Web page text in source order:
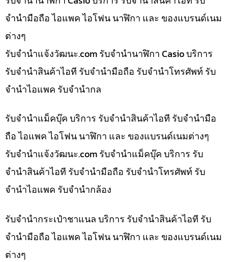
จำนำมือถือ ไอแพค ไอโฟน นาฬิกา และ ของแบรนด์เนม
ต่างๆ
รับจํานําแจ้งวัฒนะ.com รับจำนำนาฬิกา Casio บริการ
รับจำนำสินค้าไอที รับจำนำมือถือ รับจำนำโทรศัพท์ รับ
จำนำไอแพค รับจำนำกล
รับจำนำแม็คบุ๊ค บริการ รับจำนำสินค้าไอที รับจำนำมือ
ถือ ไอแพค ไอโฟน นาฬิกา และ ของแบรนด์เนมต่างๆ
รับจํานําแจ้งวัฒนะ.com รับจำนำแม็คบุ๊ค บริการ รับ
จำนำสินค้าไอที รับจำนำมือถือ รับจำนำโทรศัพท์ รับ
จำนำไอแพค รับจำนำกล้อง
รับจำนำกระเป๋าชาแนล บริการ รับจำนำสินค้าไอที รับ
จำนำมือถือ ไอแพค ไอโฟน นาฬิกา และ ของแบรนด์เนม
ต่างๆ